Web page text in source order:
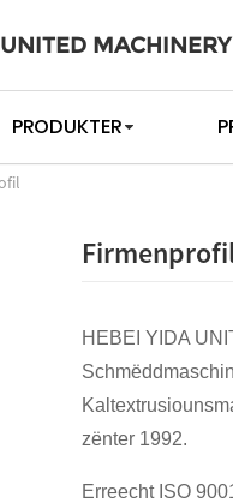
PRODUKTER
HEBEI YIDA
zënter 1992.
Erreecht ISO